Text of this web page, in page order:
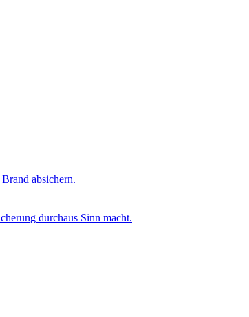
absichern.
durchaus Sinn macht.